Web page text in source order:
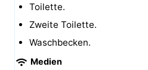
Toilette.
Zweite Toilette.
Waschbecken.
Medien